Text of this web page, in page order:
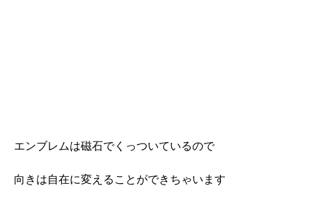
エンブレムは磁石でくっついているので
向きは自在に変えることができちゃいます